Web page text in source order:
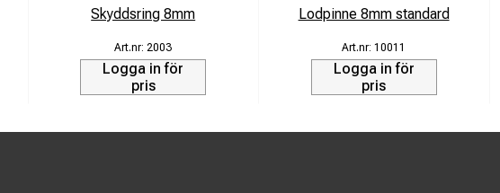
Skyddsring 8mm
2003
Logga in för
pris
Lodpinne 8mm standard
10011
Logga in för
pris